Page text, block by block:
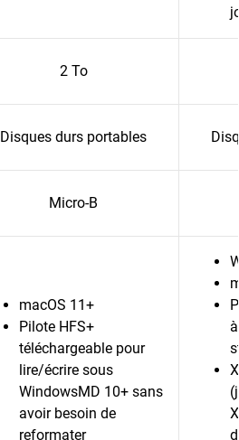
2 To
Disques durs portables
Micro-B
macOS 11+
Pilote HFS+
téléchargeable pour
lire/écrire sous
WindowsMD 10+ sans
avoir besoin de
reformater